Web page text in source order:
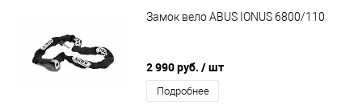
Замок вело ABUS IONUS 6800/110
2 990 руб. / шт
Подробнее